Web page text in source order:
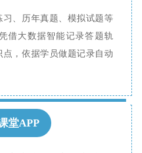
、历年真题、模拟试题等
借大数据智能记录答题轨
，依据学员做题记录自动
堂APP